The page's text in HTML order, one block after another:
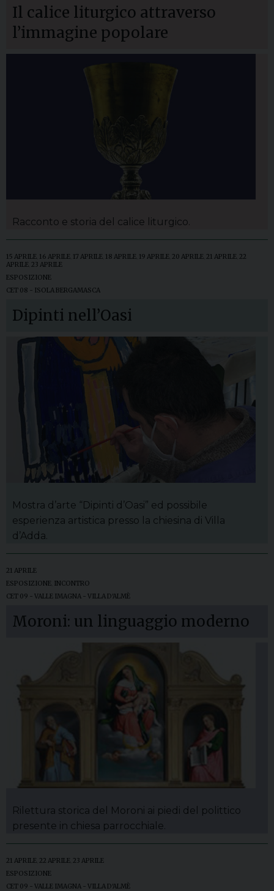
Il calice liturgico attraverso
l’immagine popolare
Racconto e storia del calice liturgico.
15 APRILE 16 APRILE 17 APRILE 18 APRILE 19 APRILE 20 APRILE 21 APRILE 22
APRILE 23 APRILE
ESPOSIZIONE
CET 08 - ISOLA BERGAMASCA
Dipinti nell’Oasi
Mostra d’arte “Dipinti d’Oasi” ed possibile
esperienza artistica presso la chiesina di Villa
d’Adda.
21 APRILE
ESPOSIZIONE INCONTRO
CET 09 - VALLE IMAGNA - VILLA D'ALMÈ
Moroni: un linguaggio moderno
Rilettura storica del Moroni ai piedi del polittico
presente in chiesa parrocchiale.
21 APRILE 22 APRILE 23 APRILE
ESPOSIZIONE
CET 09 - VALLE IMAGNA - VILLA D'ALMÈ